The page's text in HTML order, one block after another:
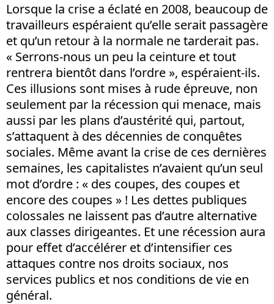
Lorsque la crise a éclaté en 2008, beaucoup de
travailleurs espéraient qu’elle serait passagère
et qu’un retour à la normale ne tarderait pas.
« Serrons-nous un peu la ceinture et tout
rentrera bientôt dans l’ordre », espéraient-ils.
Ces illusions sont mises à rude épreuve, non
seulement par la récession qui menace, mais
aussi par les plans d’austérité qui, partout,
s’attaquent à des décennies de conquêtes
sociales. Même avant la crise de ces dernières
semaines, les capitalistes n’avaient qu’un seul
mot d’ordre : « des coupes, des coupes et
encore des coupes » ! Les dettes publiques
colossales ne laissent pas d’autre alternative
aux classes dirigeantes. Et une récession aura
pour effet d’accélérer et d’intensifier ces
attaques contre nos droits sociaux, nos
services publics et nos conditions de vie en
général.